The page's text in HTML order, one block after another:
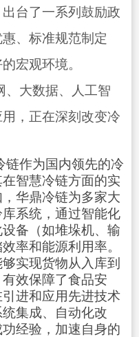
台了一系列鼓励政
、标准规范制定
宏观环境。
、大数据、人工智
，正在深刻改变冷
链作为国内领先的冷
智慧冷链方面的实
华鼎冷链为多家大
系统，通过智能化
备（如堆垛机、输
率和能源利用率。
实现货物从入库到
效保障了食品安
进和应用先进技术
集成、自动化改
经验，加速自身的